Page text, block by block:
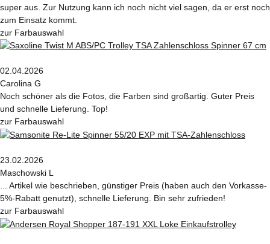
super aus. Zur Nutzung kann ich noch nicht viel sagen, da er erst noch
zum Einsatz kommt.
zur Farbauswahl
02.04.2026
Carolina G
Noch schöner als die Fotos, die Farben sind großartig. Guter Preis
und schnelle Lieferung. Top!
zur Farbauswahl
23.02.2026
Maschowski L
... Artikel wie beschrieben, günstiger Preis (haben auch den Vorkasse-
5%-Rabatt genutzt), schnelle Lieferung. Bin sehr zufrieden!
zur Farbauswahl